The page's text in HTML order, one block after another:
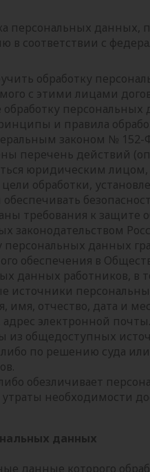
персональных
в соответствии с
обработку
с этими лицами
и правила
законом № 152-
перечень действий
юридическим
обработки,
требования к
законодательством
персональных данных
обеспечения в
данных работников, в
источники
имя, отчество, дата и
адрес электронной
из общедоступных
либо по решению суда
обезличивает
утраты необходимости
данных
данные которого